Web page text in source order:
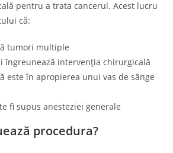
pentru a trata cancerul. Acest lucru
că:
tumori multiple
îngreunează intervenția chirurgicală
este în apropierea unui vas de sânge
fi supus anesteziei generale
procedura?